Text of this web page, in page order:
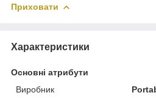
Приховати
Характеристики
Основні атрибути
Виробник